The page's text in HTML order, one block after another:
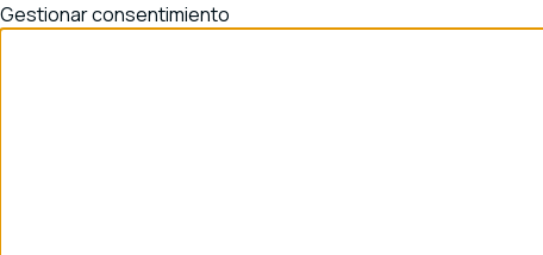
Gestionar consentimiento